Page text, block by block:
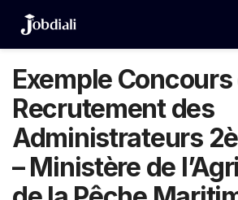
Exemple Concours
Recrutement des
Administrateurs
– Ministère de